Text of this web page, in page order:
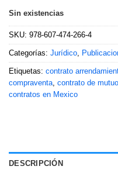
Sin existencias
SKU: 978-607-474-266-4
Categorías: Jurídico
Etiquetas: contrato
compraventa contrato de mutuo
contratos en Mexico
DESCRIPCIÓN